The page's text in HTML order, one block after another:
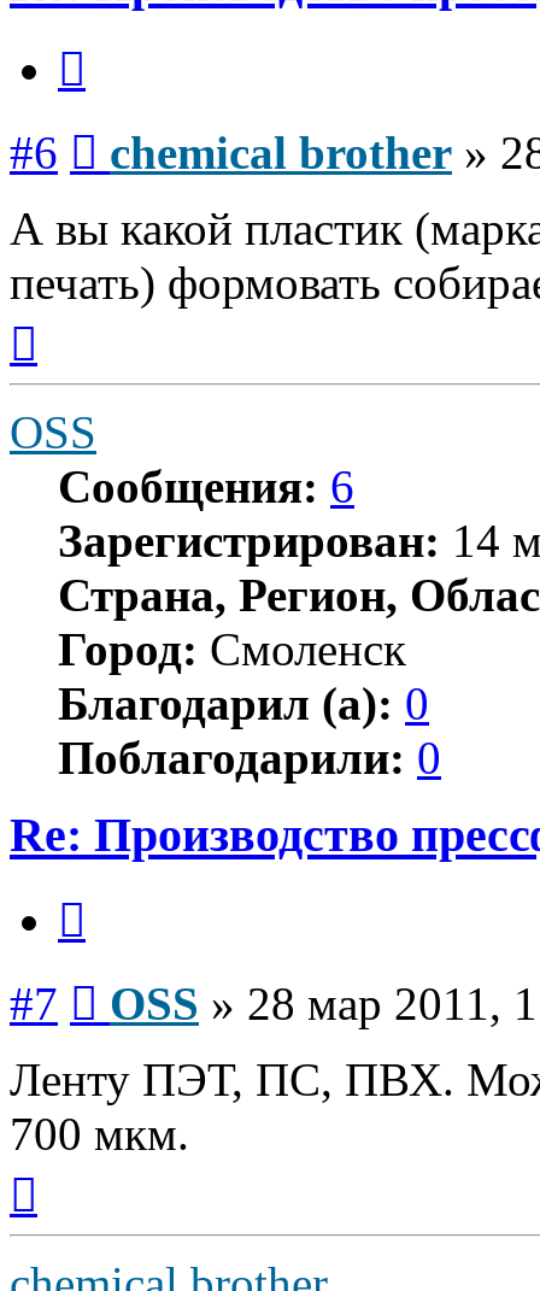
#6 chemical brother »
А вы какой пластик
печать) формовать
началу
OSS
Сообщения: 6
Зарегистрирован: 14
Страна, Регион,
Город: Смоленск
Благодарил (а): 0
Поблагодарили: 0
Re: Производство
#7 OSS » 28 мар 2011,
Ленту ПЭТ, ПС, ПВХ.
700 мкм.
началу